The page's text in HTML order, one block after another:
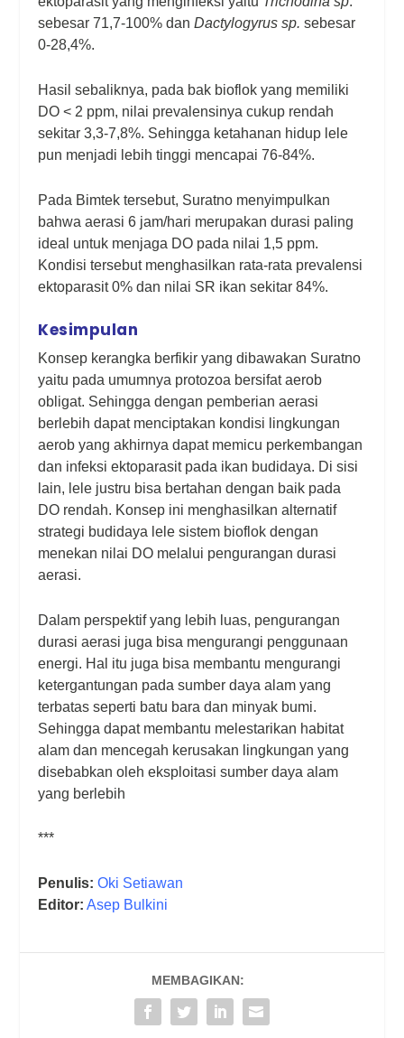
sebesar 71,7-100% danDactylogyrus sp. sebesar
0-28,4%.
Hasil sebaliknya, pada bak bioflok yang memiliki
DO < 2 ppm, nilai prevalensinya cukup rendah
sekitar 3,3-7,8%. Sehingga ketahanan hidup lele
pun menjadi lebih tinggi mencapai 76-84%.
Pada Bimtek tersebut, Suratno menyimpulkan
bahwa aerasi 6 jam/hari merupakan durasi paling
ideal untuk menjaga DO pada nilai 1,5 ppm.
Kondisi tersebut menghasilkan rata-rata prevalensi
ektoparasit 0% dan nilai SR ikan sekitar 84%.
Kesimpulan
Konsep kerangka berfikir yang dibawakan Suratno
yaitu pada umumnya protozoa bersifat aerob
obligat. Sehingga dengan pemberian aerasi
berlebih dapat menciptakan kondisi lingkungan
aerob yang akhirnya dapat memicu perkembangan
dan infeksi ektoparasit pada ikan budidaya. Di sisi
lain, lele justru bisa bertahan dengan baik pada
DO rendah. Konsep ini menghasilkan alternatif
strategi budidaya lele sistem bioflok dengan
menekan nilai DO melalui pengurangan durasi
aerasi.
Dalam perspektif yang lebih luas, pengurangan
durasi aerasi juga bisa mengurangi penggunaan
energi. Hal itu juga bisa membantu mengurangi
ketergantungan pada sumber daya alam yang
terbatas seperti batu bara dan minyak bumi.
Sehingga dapat membantu melestarikan habitat
alam dan mencegah kerusakan lingkungan yang
disebabkan oleh eksploitasi sumber daya alam
yang berlebih
***
Penulis: Oki Setiawan
Editor: Asep Bulkini
MEMBAGIKAN: